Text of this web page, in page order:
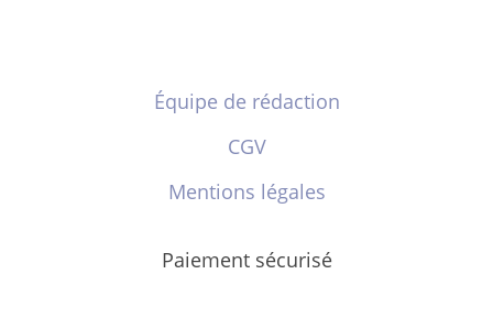
Équipe de rédaction
CGV
Mentions légales
Paiement sécurisé